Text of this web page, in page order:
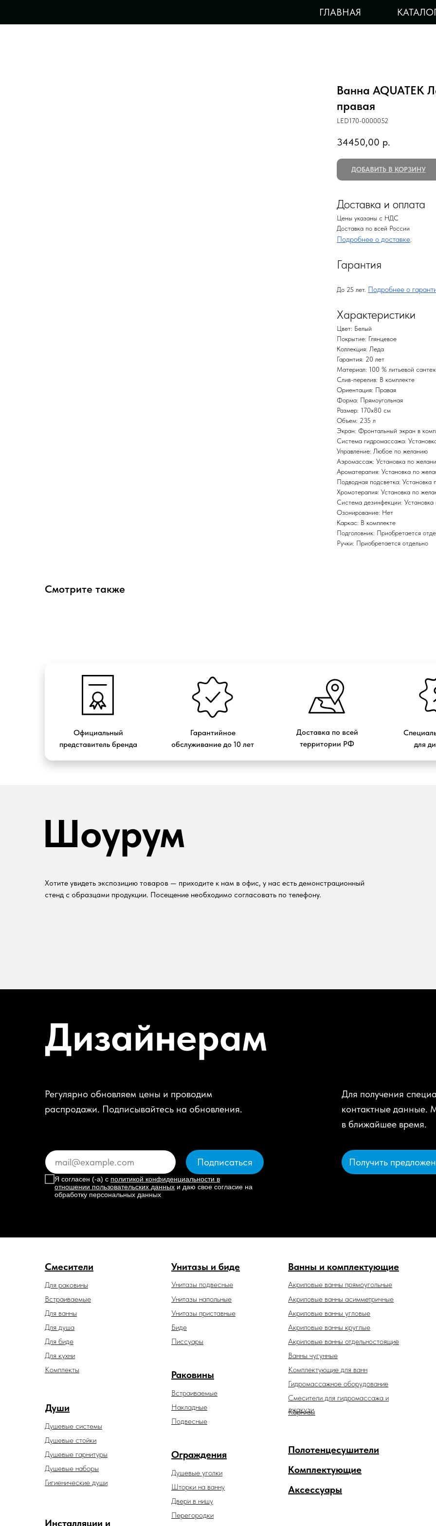
ГЛАВНАЯ
Ванна AQUATEK
правая
LED170-0000052
34450,00 р.
ДОБАВИТЬ В КОРЗИНУ
Доставка и оплата
Цены указаны с НДС
Доставка по всей России
Подробнее о доставке
Гарантия
До 25 лет. Подробнее о
Характеристики
Цвет: Белый
Покрытие: Глянцевое
Коллекция: Леда
Гарантия: 20 лет
Материал: 100 % литьевой
Слив-перелив: В комплекте
Ориентация: Правая
Форма: Прямоугольная
Размер: 170х80 см
Объем: 235 л
Экран: Фронтальный экран в
Система гидромассажа:
Управление: Любое по желанию
Аэромассаж: Установка по
Ароматерапия: Установка по
Подводная подсветка: Установка
Хромотерапия: Установка по
Система дезинфекции:
Озонирование: Нет
Каркас: В комплекте
Подголовник: Приобретается
Ручки: Приобретается отдельно
Смотрите также
Официальный
представитель бренда
Доставка по всей
территории РФ
Гарантийное
обслуживание до 10 лет
для
Шоурум
Хотите увидеть экспозицию товаров — приходите к нам в офис, у нас есть демонстрационный
стенд с образцами продукции. Посещение необходимо согласовать по телефону.
Дизайнерам
Регулярно обновляем цены и проводим
распродажи. Подписывайтесь на обновления.
Я согласен (-а) с политикой конфиденциальности в
отношении пользовательских данных и даю свое согласие на
обработку персональных данных
Подписаться
Для получения
контактные данные.
в ближайшее время.
Получить
Смесители
Души
Душевые гарнитуры
Душевые системы
Гигиенические души
Душевые наборы
Унитазы и биде
Унитазы подвесные
Унитазы напольные
Унитазы приставные
Раковины
Встраиваемые
Накладные
Подвесные
Встраиваемые
Для биде
Для ванны
Для душа
Для раковины
Для кухни
Ванны и комплектующие
Акриловые ванны прямоугольные
Ограждения
Душевые уголки
Шторки на ванну
Двери в нишу
Перегородки
Аксессуары
Комплектующие
Душевые стойки
Биде
Акриловые ванны отдельностоящие
Акриловые ванны асимметричные
Акриловые ванны угловые
Акриловые ванны круглые
Ванны чугунные
Комплектующие для ванн
Гидромассажное оборудование
Смесители для гидромассажа и
джакузи
Карнизы
Полотенцесушители
Инсталляции и
Комплекты
Писсуары